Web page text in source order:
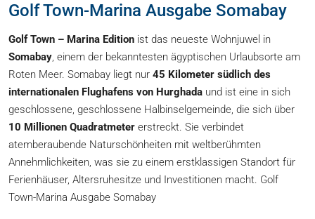
Golf Town-Marina Ausgabe Somabay
Golf Town – Marina Edition ist das neueste Wohnjuwel in
Somabay, einem der bekanntesten ägyptischen Urlaubsorte am
Roten Meer. Somabay liegt nur 45 Kilometer südlich des
internationalen Flughafens von Hurghada und ist eine in sich
geschlossene, geschlossene Halbinselgemeinde, die sich über
10 Millionen Quadratmeter erstreckt. Sie verbindet
atemberaubende Naturschönheiten mit weltberühmten
Annehmlichkeiten, was sie zu einem erstklassigen Standort für
Ferienhäuser, Altersruhesitze und Investitionen macht. Golf
Town-Marina Ausgabe Somabay